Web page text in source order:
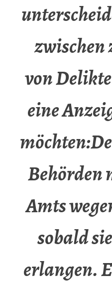
zwischen
von
eine
Behörden
Amts
sobald
erlangen.